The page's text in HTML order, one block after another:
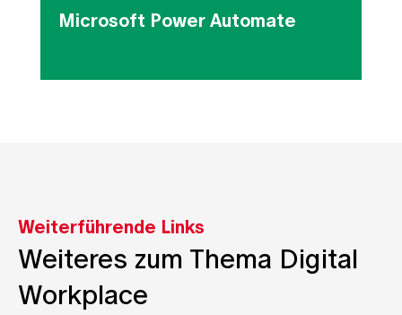
Microsoft Power Automate
Weiterführende Links
Weiteres zum Thema Digital
Workplace